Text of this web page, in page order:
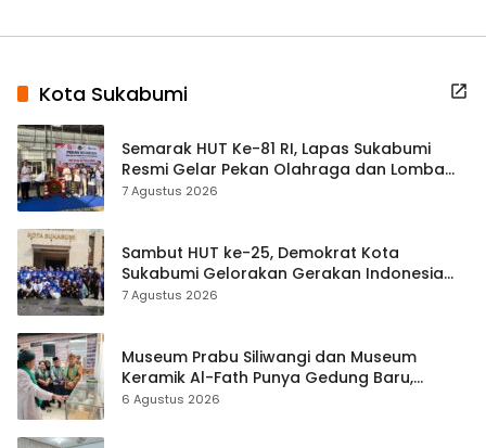
Kota Sukabumi
Semarak HUT Ke-81 RI, Lapas Sukabumi
Resmi Gelar Pekan Olahraga dan Lomba
Tradisional
7 Agustus 2026
Sambut HUT ke-25, Demokrat Kota
Sukabumi Gelorakan Gerakan Indonesia
ASRI Lewat Aksi Bersih Masjid Agung
7 Agustus 2026
Museum Prabu Siliwangi dan Museum
Keramik Al-Fath Punya Gedung Baru,
Hampir 500 Koleksi Dipisahkan
6 Agustus 2026